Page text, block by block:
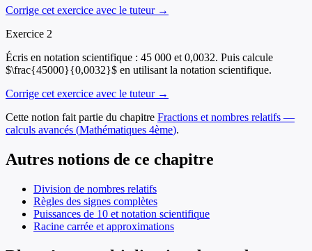
Corrige cet exercice avec le tuteur →
Exercice 2
Écris en notation scientifique : 45 000 et 0,0032. Puis calcule
$\frac{45000}{0,0032}$ en utilisant la notation scientifique.
Corrige cet exercice avec le tuteur →
Cette notion fait partie du chapitre Fractions et nombres relatifs —
calculs avancés (Mathématiques 4ème).
Autres notions de ce chapitre
Division de nombres relatifs
Règles des signes complètes
Puissances de 10 et notation scientifique
Racine carrée et approximations